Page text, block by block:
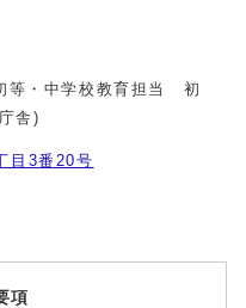
等・中学校教育担当 初
舎)
目3番20号
項